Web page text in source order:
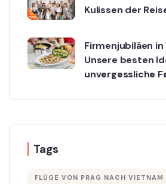
Kulissen der
Firmenjubiläen
Unsere besten
unvergessliche
Tags
FLÜGE VON PRAG NACH VIETNAM